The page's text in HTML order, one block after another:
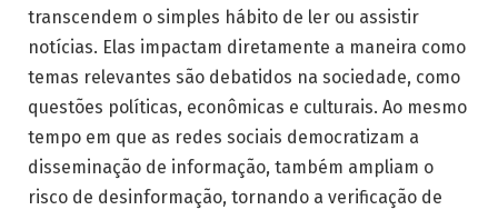
transcendem o simples hábito de ler ou assistir
notícias. Elas impactam diretamente a maneira como
temas relevantes são debatidos na sociedade, como
questões políticas, econômicas e culturais. Ao mesmo
tempo em que as redes sociais democratizam a
disseminação de informação, também ampliam o
risco de desinformação, tornando a verificação de